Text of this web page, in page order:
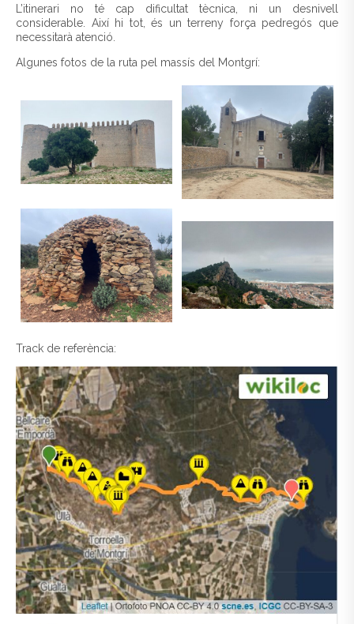
L’itinerari no té cap dificultat tècnica, ni un desnivell
considerable. Així hi tot, és un terreny força pedregós que
necessitarà atenció.
Algunes fotos de la ruta pel massís del Montgrí:
Track de referència: